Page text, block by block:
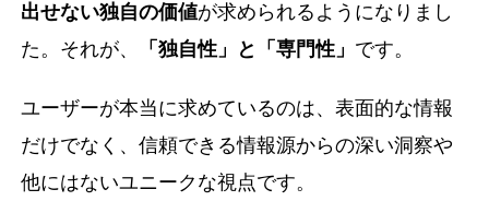
出せない独自の価値が求められるようになりまし
た。それが、
「独自性」と「専門性」 です。
ユーザーが本当に求めているのは、表面的な情報
だけでなく、信頼できる情報源からの深い洞察や
他にはないユニークな視点です。